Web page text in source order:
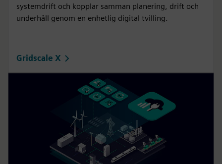
systemdrift och kopplar samman planering, drift och
underhåll genom en enhetlig digital tvilling.
Gridscale X